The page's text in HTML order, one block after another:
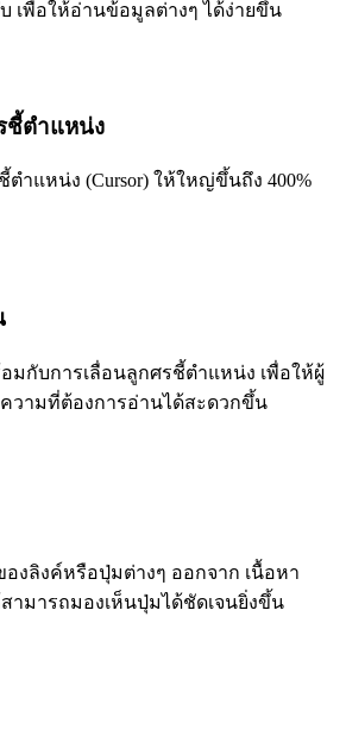
เพื่อให้อ่านข้อมูลต่างๆ ได้ง่ายขึ้น
ชี้ตำแหน่ง
ำแหน่ง (Cursor) ให้ใหญ่ขึ้นถึง 400%
มกับการเลื่อนลูกศรชี้ตำแหน่ง เพื่อให้ผู้
วามที่ต้องการอ่านได้สะดวกขึ้น
งลิงค์หรือปุ่มต่างๆ ออกจาก เนื้อหา
ามารถมองเห็นปุ่มได้ชัดเจนยิ่งขึ้น